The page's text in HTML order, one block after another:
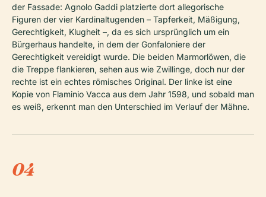
der Fassade: Agnolo Gaddi platzierte dort allegorische
Figuren der vier Kardinaltugenden – Tapferkeit, Mäßigung,
Gerechtigkeit, Klugheit –, da es sich ursprünglich um ein
Bürgerhaus handelte, in dem der Gonfaloniere der
Gerechtigkeit vereidigt wurde. Die beiden Marmorlöwen, die
die Treppe flankieren, sehen aus wie Zwillinge, doch nur der
rechte ist ein echtes römisches Original. Der linke ist eine
Kopie von Flaminio Vacca aus dem Jahr 1598, und sobald man
es weiß, erkennt man den Unterschied im Verlauf der Mähne.
04